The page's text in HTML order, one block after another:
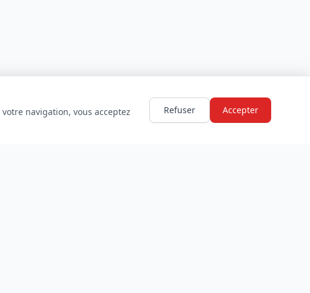
navigation, vous acceptez
Refuser Accepter